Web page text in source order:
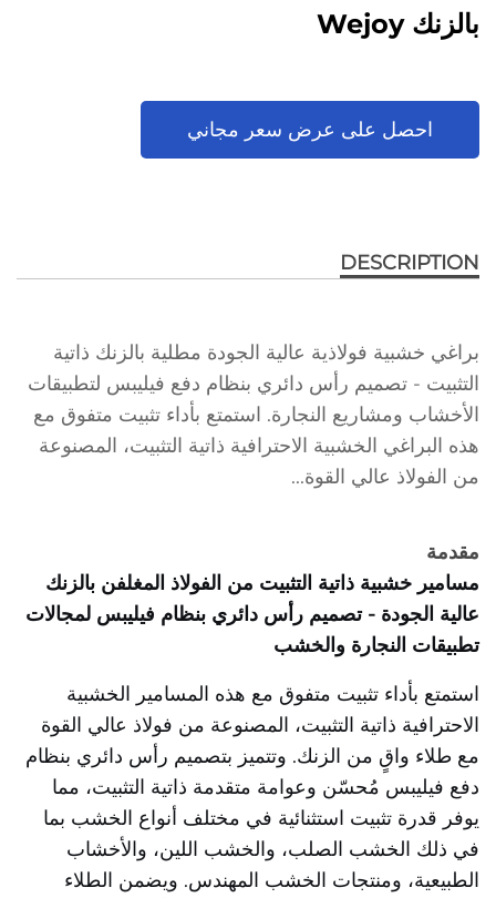
بالزنك Wejoy
احصل على عرض سعر مجاني
DESCRIPTION
براغي خشبية فولاذية عالية الجودة مطلية بالزنك ذاتية
التثبيت - تصميم رأس دائري بنظام دفع فيليبس لتطبيقات
الأخشاب ومشاريع النجارة. استمتع بأداء تثبيت متفوق مع
هذه البراغي الخشبية الاحترافية ذاتية التثبيت، المصنوعة
من الفولاذ عالي القوة...
مقدمة
مسامير خشبية ذاتية التثبيت من الفولاذ المغلفن بالزنك
عالية الجودة - تصميم رأس دائري بنظام فيليبس لمجالات
تطبيقات النجارة والخشب
استمتع بأداء تثبيت متفوق مع هذه المسامير الخشبية
الاحترافية ذاتية التثبيت، المصنوعة من فولاذ عالي القوة
مع طلاء واقٍ من الزنك. وتتميز بتصميم رأس دائري بنظام
دفع فيليبس مُحسّن وعوامة متقدمة ذاتية التثبيت، مما
يوفر قدرة تثبيت استثنائية في مختلف أنواع الخشب بما
في ذلك الخشب الصلب، والخشب اللين، والأخشاب
الطبيعية، ومنتجات الخشب المهندس. ويضمن الطلاء